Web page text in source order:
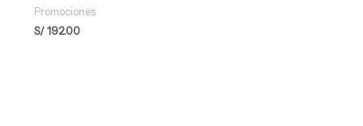
Promociones
S/192.00